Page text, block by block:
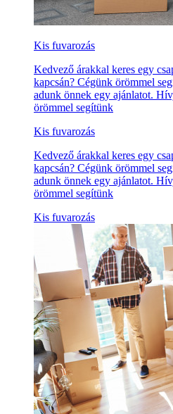
Kis fuvarozás
Kedvező árakkal keres egy
kapcsán? Cégünk örömmel
adunk önnek egy ajánlatot.
örömmel segítünk
Kis fuvarozás
Kedvező árakkal keres egy
kapcsán? Cégünk örömmel
adunk önnek egy ajánlatot.
örömmel segítünk
Kis fuvarozás